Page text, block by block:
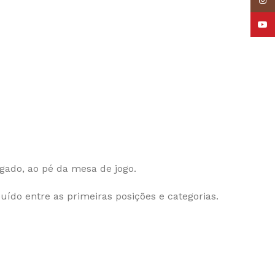
ao pé da mesa de jogo.
entre as primeiras posições e categorias.